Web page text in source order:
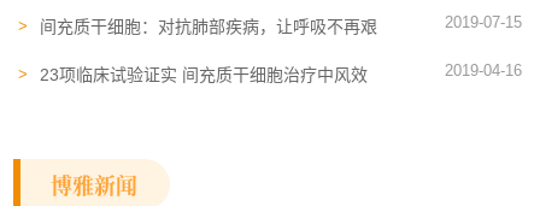
间充质干细胞：对抗肺部疾病，让呼吸不再艰
2019-07-15
23项临床试验证实 间充质干细胞治疗中风效
2019-04-16
博雅新闻